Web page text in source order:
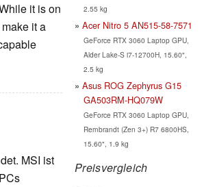
it is on
it a
MSI ist
2.55 kg
Acer Nitro 5 AN515-58-7571
GeForce RTX 3060 Laptop GPU,
Alder Lake-S i7-12700H, 15.60",
2.5 kg
Asus ROG Zephyrus G15
GA503RM-HQ079W
GeForce RTX 3060 Laptop GPU,
Rembrandt (Zen 3+) R7 6800HS,
15.60", 1.9 kg
Preisvergleich